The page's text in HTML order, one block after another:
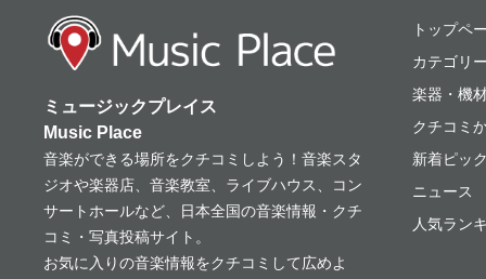
ミュージックプレ
ミュージックプレイス
Music Place
音楽ができる場所をクチコミしよう！音楽スタ
ジオや楽器店、音楽教室、ライブハウス、コン
サートホールなど、日本全国の音楽情報・クチ
コミ・写真投稿サイト。
お気に入りの音楽情報をクチコミして広めよ
トップペ
カテゴリ
楽器・機
クチコミ
新着ピッ
ニュース
人気ラン